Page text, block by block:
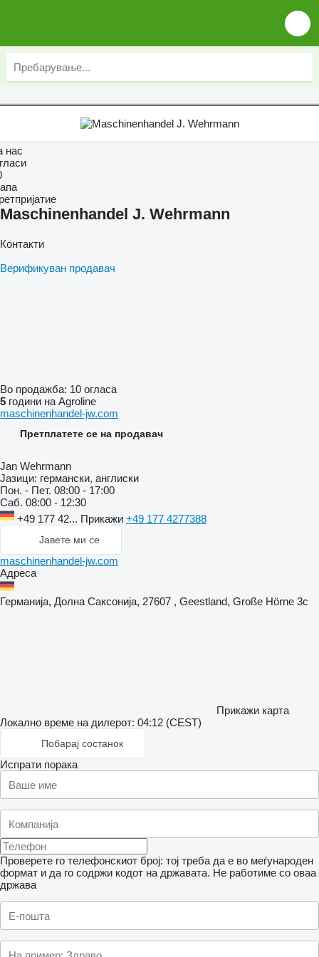
нас
Maschinenhandel J. Wehrmann
Контакти
Верификуван продавач
Во продажба: 10 огласа
5 години на Agroline
maschinenhandel-jw.com
Претплатете се на продавач
Jan Wehrmann
Јазици: германски, англиски
Пон. - Пет. 08:00 - 17:00
Саб. 08:00 - 12:30
+49 177 42... Прикажи +49 177 4277388
Јавете ми се
maschinenhandel-jw.com
Адреса
Германија, Долна Саксонија, 27607 , Geestland, Große Hörne 3c
Прикажи карта
Локално време на дилерот: 04:12 (CEST)
Побарај состанок
Испрати порака
Проверете го телефонскиот број: тој треба да е во меѓународен
формат и да го содржи кодот на државата. Не работиме со оваа
држава